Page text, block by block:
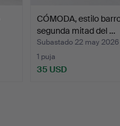
CÓMODA, estilo
segunda mitad del …
Subastado 22 may 2026
1 puja
35 USD